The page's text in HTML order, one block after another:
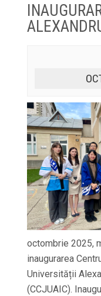
octombrie 2025,
inaugurarea
Universității
(CCJUAIC).